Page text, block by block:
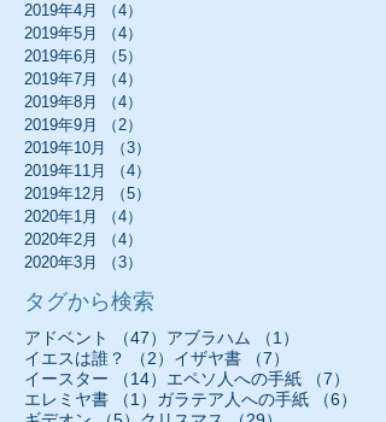
2019年4月
（4）
2019年5月
（4）
2019年6月
（5）
2019年7月
（4）
2019年8月
（4）
2019年9月
（2）
2019年10月
（3）
2019年11月
（4）
2019年12月
（5）
2020年1月
（4）
2020年2月
（4）
2020年3月
（3）
タグから検索
アドベント （47） 47件の記事
アブラハム （1）
イエスは誰？
（2） 2件の記事
イザヤ書 （7）
イースター
（14） 14件の記事
エペソ人への手紙 （7）
エレミヤ書
（1） 1件の記事
ガラテア人への手紙 （6）